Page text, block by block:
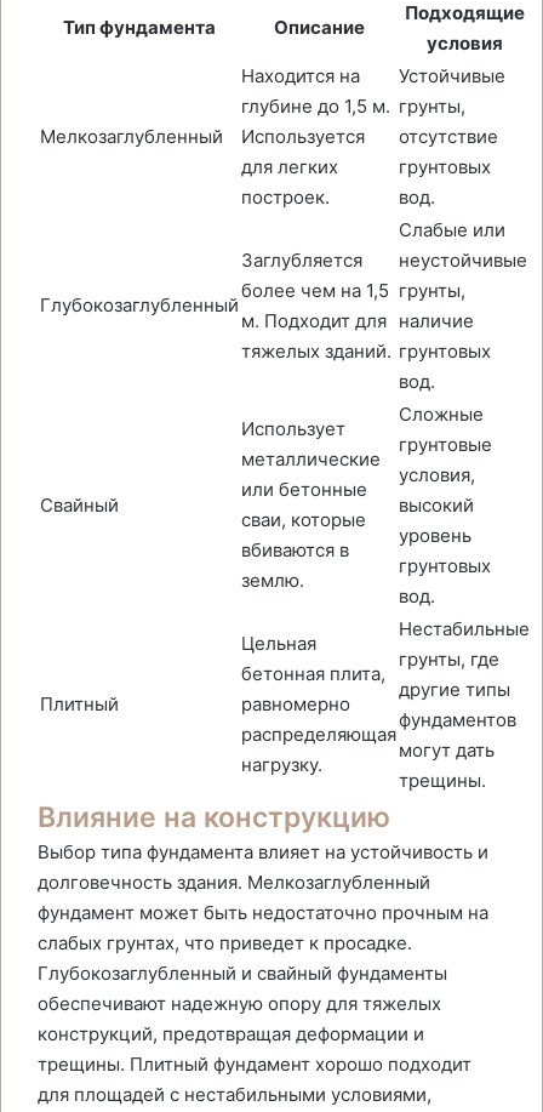
Тип фундамента Описание
Подходящие
условия
Мелкозаглубленный
Находится на
глубине до 1,5 м.
Используется
для легких
построек.
Устойчивые
грунты,
отсутствие
грунтовых
вод.
Глубокозаглубленный
Заглубляется
более чем на 1,5
м. Подходит для
тяжелых зданий.
Слабые или
неустойчивые
грунты,
наличие
грунтовых
вод.
Свайный
Использует
металлические
или бетонные
сваи, которые
вбиваются в
землю.
Сложные
грунтовые
условия,
высокий
уровень
грунтовых
вод.
Плитный
Цельная
бетонная плита,
равномерно
распределяющая
нагрузку.
Нестабильные
грунты, где
другие типы
фундаментов
могут дать
трещины.
Влияние на конструкцию
Выбор типа фундамента влияет на устойчивость и
долговечность здания. Мелкозаглубленный
фундамент может быть недостаточно прочным на
слабых грунтах, что приведет к просадке.
Глубокозаглубленный и свайный фундаменты
обеспечивают надежную опору для тяжелых
конструкций, предотвращая деформации и
трещины. Плитный фундамент хорошо подходит
для площадей с нестабильными условиями,